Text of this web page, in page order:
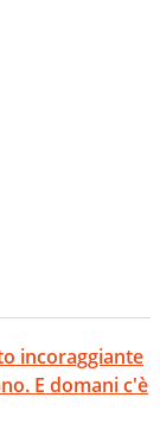
incoraggiante
E domani c'è